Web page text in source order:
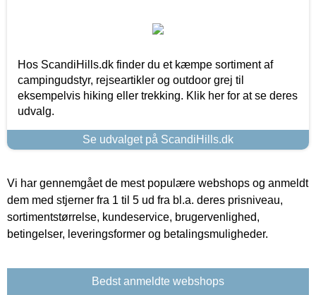
Hos ScandiHills.dk finder du et kæmpe sortiment af
campingudstyr, rejseartikler og outdoor grej til
eksempelvis hiking eller trekking. Klik her for at se deres
udvalg.
Se udvalget på ScandiHills.dk
Vi har gennemgået de mest populære webshops og anmeldt
dem med stjerner fra 1 til 5 ud fra bl.a. deres prisniveau,
sortimentstørrelse, kundeservice, brugervenlighed,
betingelser, leveringsformer og betalingsmuligheder.
Bedst anmeldte webshops